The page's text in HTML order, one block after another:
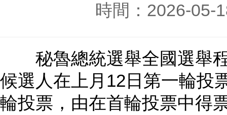
時間：2026-
秘魯總統選舉全國選舉程
候選人在上月12日第一輪投
輪投票，由在首輪投票中得